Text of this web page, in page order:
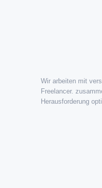
Wir arbeiten mit
Freelancer.
Herausforderung